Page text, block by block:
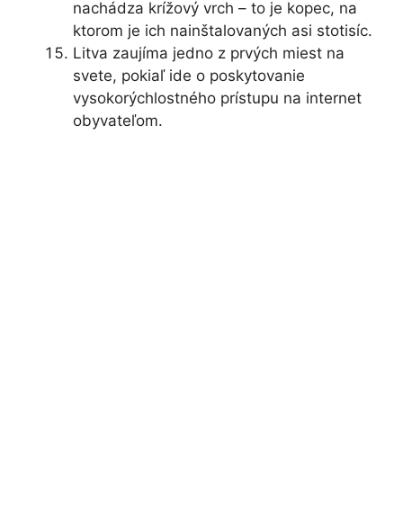
nachádza krížový vrch – to je kopec, na
ktorom je ich nainštalovaných asi stotisíc.
Litva zaujíma jedno z prvých miest na
svete, pokiaľ ide o poskytovanie
vysokorýchlostného prístupu na internet
obyvateľom.